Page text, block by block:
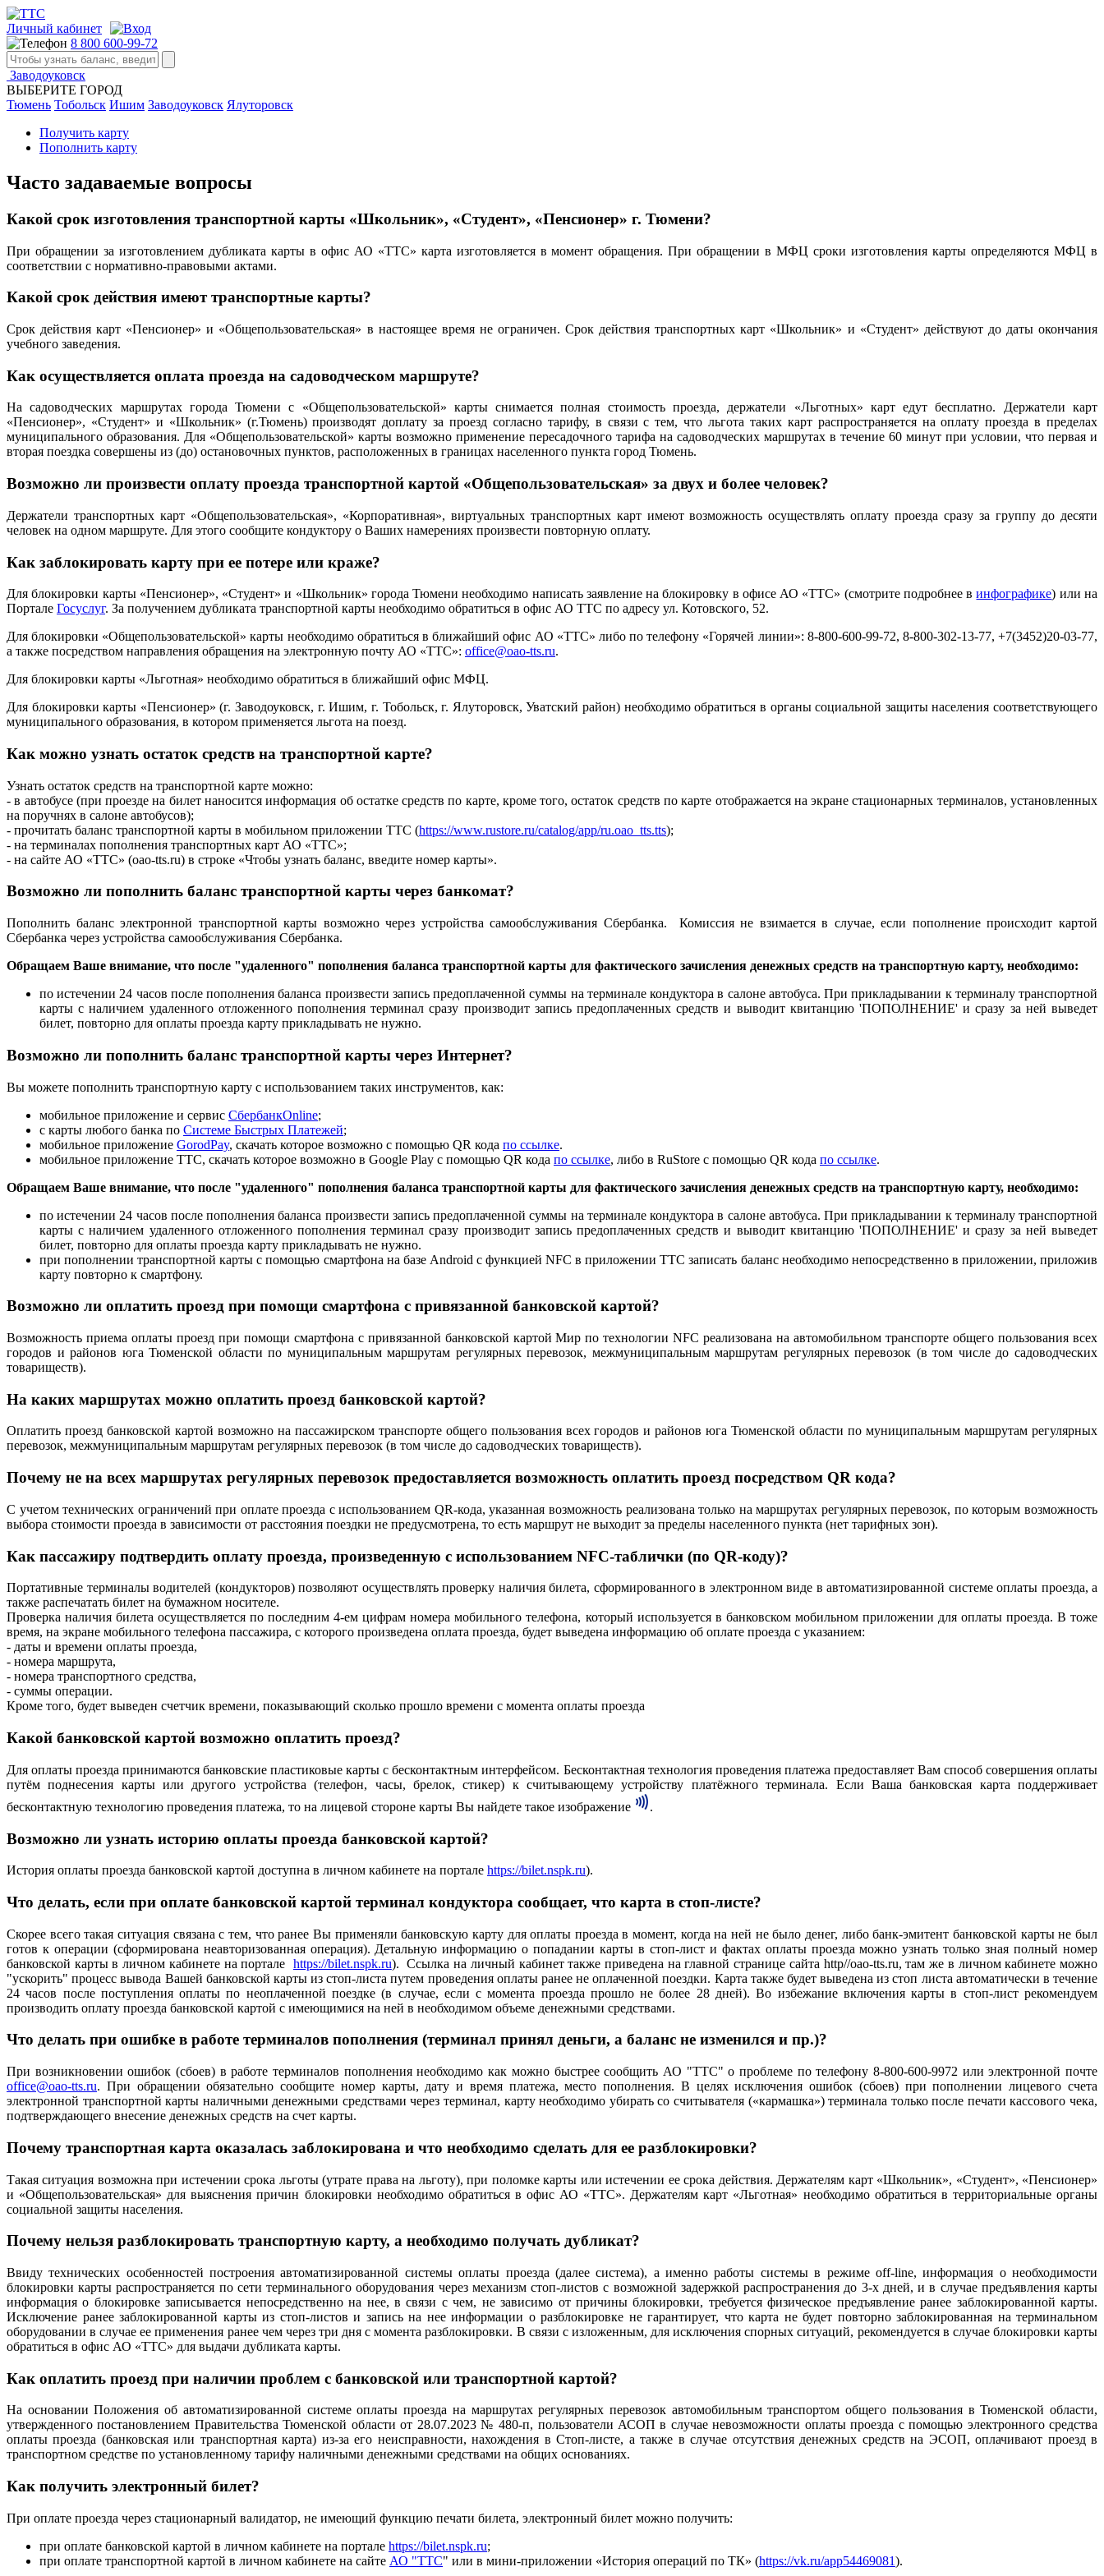
Личный кабинет
8 800 600-99-72
Заводоуковск
ВЫБЕРИТЕ ГОРОД
Тюмень Тобольск Ишим Заводоуковск Ялуторовск
Получить карту
Пополнить карту
Часто задаваемые вопросы
Какой срок изготовления транспортной карты «Школьник», «Студент», «Пенсионер» г. Тюмени?
При обращении за изготовлением дубликата карты в офис АО «ТТС» карта изготовляется в момент обращения. При обращении в МФЦ сроки изготовления карты определяются МФЦ в
соответствии с нормативно-правовыми актами.
Какой срок действия имеют транспортные карты?
Срок действия карт «Пенсионер» и «Общепользовательская» в настоящее время не ограничен. Срок действия транспортных карт «Школьник» и «Студент» действуют до даты окончания
учебного заведения.
Как осуществляется оплата проезда на садоводческом маршруте?
На садоводческих маршрутах города Тюмени с «Общепользовательской» карты снимается полная стоимость проезда, держатели «Льготных» карт едут бесплатно. Держатели карт
«Пенсионер», «Студент» и «Школьник» (г.Тюмень) производят доплату за проезд согласно тарифу, в связи с тем, что льгота таких карт распространяется на оплату проезда в пределах
муниципального образования. Для «Общепользовательской» карты возможно применение пересадочного тарифа на садоводческих маршрутах в течение 60 минут при условии, что первая и
вторая поездка совершены из (до) остановочных пунктов, расположенных в границах населенного пункта город Тюмень.
Возможно ли произвести оплату проезда транспортной картой «Общепользовательская» за двух и более человек?
Держатели транспортных карт «Общепользовательская», «Корпоративная», виртуальных транспортных карт имеют возможность осуществлять оплату проезда сразу за группу до десяти
человек на одном маршруте. Для этого сообщите кондуктору о Ваших намерениях произвести повторную оплату.
Как заблокировать карту при ее потере или краже?
Для блокировки карты «Пенсионер», «Студент» и «Школьник» города Тюмени необходимо написать заявление на блокировку в офисе АО «ТТС» (смотрите подробнее винфографике) или на
Портале Госуслуг. За получением дубликата транспортной карты необходимо обратиться в офис АО ТТС по адресу ул. Котовского, 52.
Для блокировки «Общепользовательской» карты необходимо обратиться в ближайший офис АО «ТТС» либо по телефону «Горячей линии»: 8-800-600-99-72, 8-800-302-13-77, +7(3452)20-03-77,
а также посредством направления обращения на электронную почту АО «ТТС»: office@oao-tts.ru.
Для блокировки карты «Льготная» необходимо обратиться в ближайший офис МФЦ.
Для блокировки карты «Пенсионер» (г. Заводоуковск, г. Ишим, г. Тобольск, г. Ялуторовск, Уватский район) необходимо обратиться в органы социальной защиты населения соответствующего
муниципального образования, в котором применяется льгота на поезд.
Как можно узнать остаток средств на транспортной карте?
Узнать остаток средств на транспортной карте можно:
- в автобусе (при проезде на билет наносится информация об остатке средств по карте, кроме того, остаток средств по карте отображается на экране стационарных терминалов, установленных
на поручнях в салоне автобусов);
- прочитать баланс транспортной карты в мобильном приложении ТТС (https://www.rustore.ru/catalog/app/ru.oao_tts.tts);
- на терминалах пополнения транспортных карт АО «ТТС»;
- на сайте АО «ТТС» (oao-tts.ru) в строке «Чтобы узнать баланс, введите номер карты».
Возможно ли пополнить баланс транспортной карты через банкомат?
Пополнить баланс электронной транспортной карты возможно через устройства самообслуживания Сбербанка. Комиссия не взимается в случае, если пополнение происходит картой
Сбербанка через устройства самообслуживания Сбербанка.
Обращаем Ваше внимание, что после "удаленного" пополнения баланса транспортной карты для фактического зачисления денежных средств на транспортную карту, необходимо:
по истечении 24 часов после пополнения баланса произвести запись предоплаченной суммы на терминале кондуктора в салоне автобуса. При прикладывании к терминалу транспортной
карты с наличием удаленного отложенного пополнения терминал сразу производит запись предоплаченных средств и выводит квитанцию 'ПОПОЛНЕНИЕ' и сразу за ней выведет
билет, повторно для оплаты проезда карту прикладывать не нужно.
Возможно ли пополнить баланс транспортной карты через Интернет?
Вы можете пополнить транспортную карту с использованием таких инструментов, как:
мобильное приложение и сервис СбербанкOnline;
с карты любого банка по Cистеме Быстрых Платежей;
мобильное приложение GorodPay, скачать которое возможно с помощью QR кода по ссылке.
мобильное приложение ТТС, скачать которое возможно в Google Play с помощью QR кода по ссылке, либо в RuStore с помощью QR кода по ссылке.
Обращаем Ваше внимание, что после "удаленного" пополнения баланса транспортной карты для фактического зачисления денежных средств на транспортную карту, необходимо:
по истечении 24 часов после пополнения баланса произвести запись предоплаченной суммы на терминале кондуктора в салоне автобуса. При прикладывании к терминалу транспортной
карты с наличием удаленного отложенного пополнения терминал сразу производит запись предоплаченных средств и выводит квитанцию 'ПОПОЛНЕНИЕ' и сразу за ней выведет
билет, повторно для оплаты проезда карту прикладывать не нужно.
при пополнении транспортной карты с помощью смартфона на базе Android c функцией NFC в приложении ТТС записать баланс необходимо непосредственно в приложении, приложив
карту повторно к смартфону.
Возможно ли оплатить проезд при помощи смартфона с привязанной банковской картой?
Возможность приема оплаты проезд при помощи смартфона с привязанной банковской картой Мир по технологии NFC реализована на автомобильном транспорте общего пользования всех
городов и районов юга Тюменской области по муниципальным маршрутам регулярных перевозок, межмуниципальным маршрутам регулярных перевозок (в том числе до садоводческих
товариществ).
На каких маршрутах можно оплатить проезд банковской картой?
Оплатить проезд банковской картой возможно на пассажирском транспорте общего пользования всех городов и районов юга Тюменской области по муниципальным маршрутам регулярных
перевозок, межмуниципальным маршрутам регулярных перевозок (в том числе до садоводческих товариществ).
Почему не на всех маршрутах регулярных перевозок предоставляется возможность оплатить проезд посредством QR кода?
С учетом технических ограничений при оплате проезда с использованием QR-кода, указанная возможность реализована только на маршрутах регулярных перевозок, по которым возможность
выбора стоимости проезда в зависимости от расстояния поездки не предусмотрена, то есть маршрут не выходит за пределы населенного пункта (нет тарифных зон).
Как пассажиру подтвердить оплату проезда, произведенную с использованием NFC-таблички (по QR-коду)?
Портативные терминалы водителей (кондукторов) позволяют осуществлять проверку наличия билета, сформированного в электронном виде в автоматизированной системе оплаты проезда, а
также распечатать билет на бумажном носителе.
Проверка наличия билета осуществляется по последним 4-ем цифрам номера мобильного телефона, который используется в банковском мобильном приложении для оплаты проезда. В тоже
время, на экране мобильного телефона пассажира, с которого произведена оплата проезда, будет выведена информацию об оплате проезда с указанием:
- даты и времени оплаты проезда,
- номера маршрута,
- номера транспортного средства,
- суммы операции.
Кроме того, будет выведен счетчик времени, показывающий сколько прошло времени с момента оплаты проезда
Какой банковской картой возможно оплатить проезд?
Для оплаты проезда принимаются банковские пластиковые карты с бесконтактным интерфейсом. Бесконтактная технология проведения платежа предоставляет Вам способ совершения оплаты
путём поднесения карты или другого устройства (телефон, часы, брелок, стикер) к считывающему устройству платёжного терминала. Если Ваша банковская карта поддерживает
бесконтактную технологию проведения платежа, то на лицевой стороне карты Вы найдете такое изображение
.
Возможно ли узнать историю оплаты проезда банковской картой?
История оплаты проезда банковской картой доступна в личном кабинете на портале https://bilet.nspk.ru).
Что делать, если при оплате банковской картой терминал кондуктора сообщает, что карта в стоп-листе?
Скорее всего такая ситуация связана с тем, что ранее Вы применяли банковскую карту для оплаты проезда в момент, когда на ней не было денег, либо банк-эмитент банковской карты не был
готов к операции (сформирована неавторизованная операция). Детальную информацию о попадании карты в стоп-лист и фактах оплаты проезда можно узнать только зная полный номер
банковской карты в личном кабинете на портале https://bilet.nspk.ru). Ссылка на личный кабинет также приведена на главной странице сайта http//oao-tts.ru, там же в личном кабинете можно
"ускорить" процесс вывода Вашей банковской карты из стоп-листа путем проведения оплаты ранее не оплаченной поездки. Карта также будет выведена из стоп листа автоматически в течение
24 часов после поступления оплаты по неоплаченной поездке (в случае, если с момента проезда прошло не более 28 дней). Во избежание включения карты в стоп-лист рекомендуем
производить оплату проезда банковской картой с имеющимися на ней в необходимом объеме денежными средствами.
Что делать при ошибке в работе терминалов пополнения (терминал принял деньги, а баланс не изменился и пр.)?
При возникновении ошибок (сбоев) в работе терминалов пополнения необходимо как можно быстрее сообщить АО "ТТС" о проблеме по телефону 8-800-600-9972 или электронной почте
office@oao-tts.ru. При обращении обязательно сообщите номер карты, дату и время платежа, место пополнения. В целях исключения ошибок (сбоев) при пополнении лицевого счета
электронной транспортной карты наличными денежными средствами через терминал, карту необходимо убирать со считывателя («кармашка») терминала только после печати кассового чека,
подтверждающего внесение денежных средств на счет карты.
Почему транспортная карта оказалась заблокирована и что необходимо сделать для ее разблокировки?
Такая ситуация возможна при истечении срока льготы (утрате права на льготу), при поломке карты или истечении ее срока действия. Держателям карт «Школьник», «Студент», «Пенсионер»
и «Общепользовательская» для выяснения причин блокировки необходимо обратиться в офис АО «ТТС». Держателям карт «Льготная» необходимо обратиться в территориальные органы
социальной защиты населения.
Почему нельзя разблокировать транспортную карту, а необходимо получать дубликат?
Ввиду технических особенностей построения автоматизированной системы оплаты проезда (далее система), а именно работы системы в режиме off-line, информация о необходимости
блокировки карты распространяется по сети терминального оборудования через механизм стоп-листов с возможной задержкой распространения до 3-х дней, и в случае предъявления карты
информация о блокировке записывается непосредственно на нее, в связи с чем, не зависимо от причины блокировки, требуется физическое предъявление ранее заблокированной карты.
Исключение ранее заблокированной карты из стоп-листов и запись на нее информации о разблокировке не гарантирует, что карта не будет повторно заблокированная на терминальном
оборудовании в случае ее применения ранее чем через три дня с момента разблокировки. В связи с изложенным, для исключения спорных ситуаций, рекомендуется в случае блокировки карты
обратиться в офис АО «ТТС» для выдачи дубликата карты.
Как оплатить проезд при наличии проблем с банковской или транспортной картой?
На основании Положения об автоматизированной системе оплаты проезда на маршрутах регулярных перевозок автомобильным транспортом общего пользования в Тюменской области,
утвержденного постановлением Правительства Тюменской области от 28.07.2023 № 480-п, пользователи АСОП в случае невозможности оплаты проезда с помощью электронного средства
оплаты проезда (банковская или транспортная карта) из-за его неисправности, нахождения в Стоп-листе, а также в случае отсутствия денежных средств на ЭСОП, оплачивают проезд в
транспортном средстве по установленному тарифу наличными денежными средствами на общих основаниях.
Как получить электронный билет?
При оплате проезда через стационарный валидатор, не имеющий функцию печати билета, электронный билет можно получить:
при оплате банковской картой в личном кабинете на портале https://bilet.nspk.ru;
при оплате транспортной картой в личном кабинете на сайте АО "ТТС" или в мини-приложении «История операций по ТК» (https://vk.ru/app54469081).